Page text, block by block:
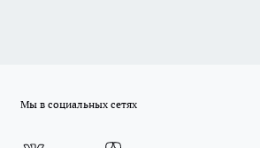
Мы в социальных сетях